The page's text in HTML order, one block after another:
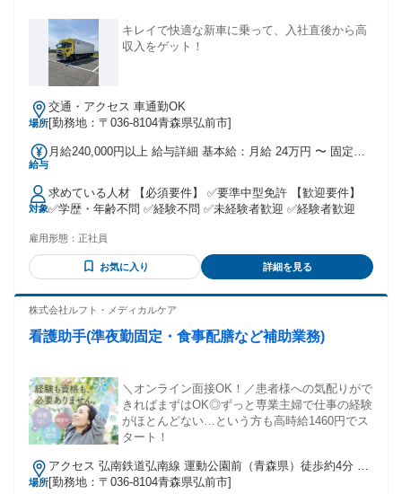
キレイで快適な新車に乗って、入社直後から高
収入をゲット！
場所
交通・アクセス 車通勤OK
[勤務地：〒036-8104青森県弘前市]
給与
月給240,000円以上 給与詳細 基本給：月給 24万円 〜 固定残
勤・家族手当金額：なし 全員に一律で支払われるその他手当
金額：なし ✨試用期間は2週間～1ヶ月 試用・研修期間：3ヶ
月 試用・研修期間の条件：給与条件が異なる 【給与】 本採
用と異なる 基本給 : 月給 22万円 固定残業代：なし 【一律手
し 全員に一律で支払われるその他手当金額：なし
対象
求めている人材 【必須要件】 ✅要準中型免許 【歓迎要件】
✅学歴・年齢不問 ✅経験不問 ✅未経験者歓迎 ✅経験者歓迎
雇用形態： 正社員
お気に入り 詳細を見る
株式会社ルフト・メディカルケア
看護助手(準夜勤固定・食事配膳など補助業務)
＼オンライン面接OK！／患者様への気配りがで
きればまずはOK◎ずっと専業主婦で仕事の経験
がほとんどない…という方も高時給1460円でス
タート！
場所
アクセス 弘南鉄道弘南線 運動公園前（青森県）徒歩約4分 運
動公園前駅より徒歩4分 ★車通勤OK(指定駐車場あり)
[勤務地：〒036-8104青森県弘前市]